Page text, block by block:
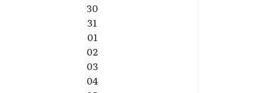
30
31
01
02
03
04